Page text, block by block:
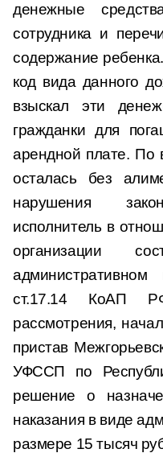
денежные
сотрудника и
содержание
код вида данного
взыскал эти
гражданки для
арендной плате. По
осталась без
нарушения
исполнитель в
организации
ст.17.14 КоАП
рассмотрения,
пристав
УФССП по
решение о
наказания в виде
размере 15 тысяч